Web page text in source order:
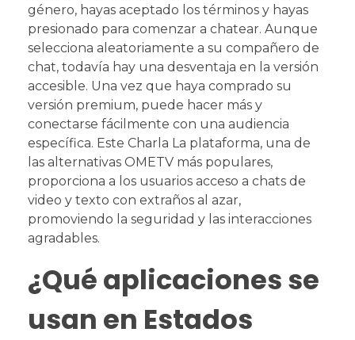
género, hayas aceptado los términos y hayas
presionado para comenzar a chatear. Aunque
selecciona aleatoriamente a su compañero de
chat, todavía hay una desventaja en la versión
accesible. Una vez que haya comprado su
versión premium, puede hacer más y
conectarse fácilmente con una audiencia
específica. Este Charla La plataforma, una de
las alternativas OMETV más populares,
proporciona a los usuarios acceso a chats de
video y texto con extraños al azar,
promoviendo la seguridad y las interacciones
agradables.
¿Qué aplicaciones se
usan en Estados